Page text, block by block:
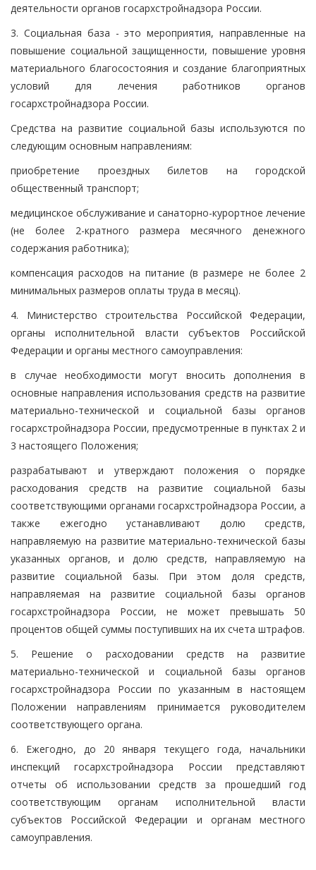
деятельности органов госархстройнадзора России.
3. Социальная база - это мероприятия, направленные на
повышение социальной защищенности, повышение уровня
материального благосостояния и создание благоприятных
условий для лечения работников органов
госархстройнадзора России.
Средства на развитие социальной базы используются по
следующим основным направлениям:
приобретение проездных билетов на городской
общественный транспорт;
медицинское обслуживание и санаторно-курортное лечение
(не более 2-кратного размера месячного денежного
содержания работника);
компенсация расходов на питание (в размере не более 2
минимальных размеров оплаты труда в месяц).
4. Министерство строительства Российской Федерации,
органы исполнительной власти субъектов Российской
Федерации и органы местного самоуправления:
в случае необходимости могут вносить дополнения в
основные направления использования средств на развитие
материально-технической и социальной базы органов
госархстройнадзора России, предусмотренные в пунктах 2 и
3 настоящего Положения;
разрабатывают и утверждают положения о порядке
расходования средств на развитие социальной базы
соответствующими органами госархстройнадзора России, а
также ежегодно устанавливают долю средств,
направляемую на развитие материально-технической базы
указанных органов, и долю средств, направляемую на
развитие социальной базы. При этом доля средств,
направляемая на развитие социальной базы органов
госархстройнадзора России, не может превышать 50
процентов общей суммы поступивших на их счета штрафов.
5. Решение о расходовании средств на развитие
материально-технической и социальной базы органов
госархстройнадзора России по указанным в настоящем
Положении направлениям принимается руководителем
соответствующего органа.
6. Ежегодно, до 20 января текущего года, начальники
инспекций госархстройнадзора России представляют
отчеты об использовании средств за прошедший год
соответствующим органам исполнительной власти
субъектов Российской Федерации и органам местного
самоуправления.